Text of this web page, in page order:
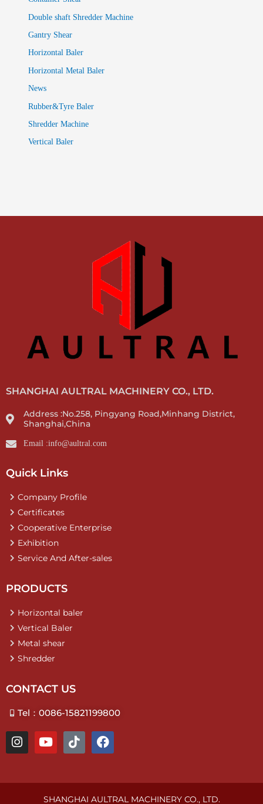
Double shaft Shredder Machine
Gantry Shear
Horizontal Baler
Horizontal Metal Baler
News
Rubber&Tyre Baler
Shredder Machine
Vertical Baler
SHANGHAI AULTRAL MACHINERY CO., LTD.
Address :No.258, Pingyang Road,Minhang District,
Shanghai,China
Email :info@aultral.com
Quick Links
Company Profile
Certificates
Cooperative Enterprise
Exhibition
Service And After-sales
PRODUCTS
Horizontal baler
Vertical Baler
Metal shear
Shredder
CONTACT US
Tel：0086-15821199800
I
n
a
Y
o
u
b
T
i
o
k
F
a
b
o
SHANGHAI AULTRAL MACHINERY CO., LTD.